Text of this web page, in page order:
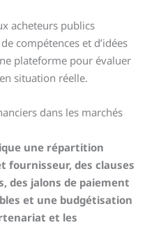
acheteurs publics
compétences et d’idées
plateforme pour évaluer
situation réelle.
dans les marchés
une répartition
fournisseur, des clauses
des jalons de paiement
et une budgétisation
et les